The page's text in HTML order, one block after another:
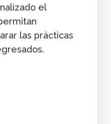
el
las prácticas